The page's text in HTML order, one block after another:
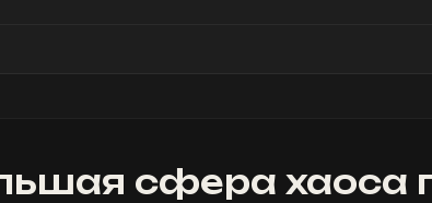
сфера хаоса